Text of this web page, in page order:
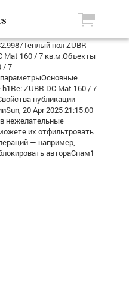
пол ZUBR
Mat 160 / 7 кв.м.Объекты
/ 7
ZUBR DC Mat 160 / 7
публикации
20 Apr 2025 21:15:00
нежелательные
их отфильтровать
— например,
автораСпам1